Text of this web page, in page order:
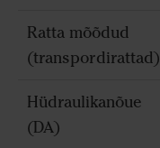
Ratta mõõdud
(transpordirattad)
Hüdraulikanõue
(DA)